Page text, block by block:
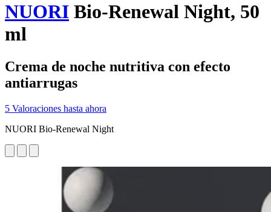
NUORI Bio-Renewal Night, 50
ml
Crema de noche nutritiva con efecto
antiarrugas
5 Valoraciones hasta ahora
NUORI Bio-Renewal Night